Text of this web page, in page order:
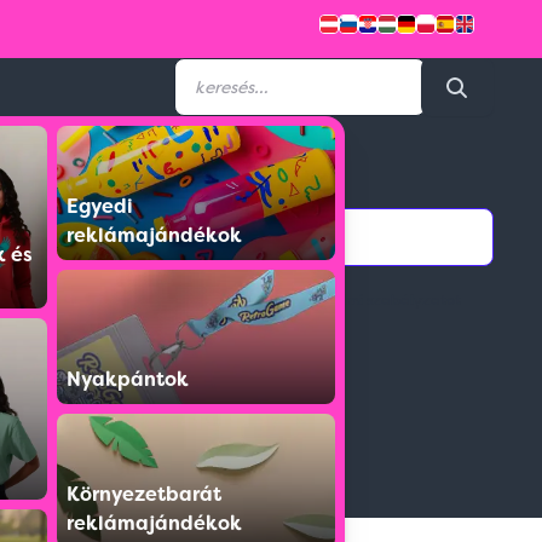
és
Egyedi
reklámajándékok
Nyakpántok
Környezetbarát
reklámajándékok
feltételek
Feliratkozás hírlevélre
Email címed:
elfogadom az adatvédelmi szabályzatot